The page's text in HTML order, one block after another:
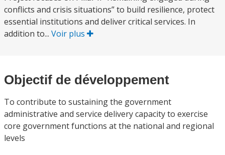
conflicts and crisis situations” to build resilience, protect
essential institutions and deliver critical services. In
addition to... Voir plus
Objectif de développement
To contribute to sustaining the government
administrative and service delivery capacity to exercise
core government functions at the national and regional
levels